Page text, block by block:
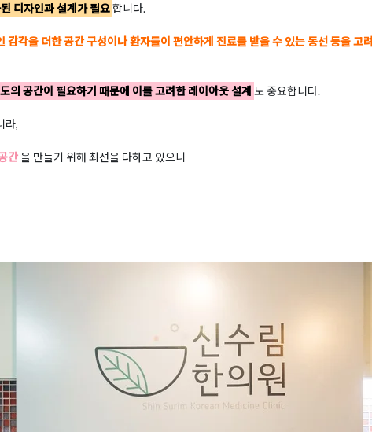
디자인과 설계가 필요합니다.
감각을 더한 공간 구성이나 환자들이 편안하게 진료를 받을 수 있는 동선 등을 고려
의 공간이 필요하기 때문에 이를 고려한 레이아웃 설계 도 중요합니다.
라,
간을 만들기 위해 최선을 다하고 있으니